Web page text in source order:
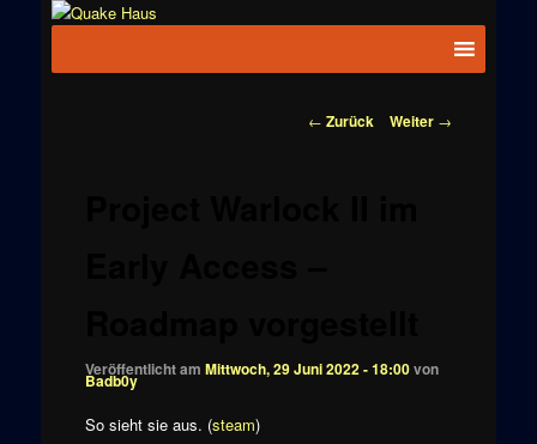
News zu
Beitragsnavigation
← Zurück Weiter →
Veröffentlicht am Mittwoch, 29 Juni 2022 - 18:00von
Badb0y
So sieht sie aus. (steam)